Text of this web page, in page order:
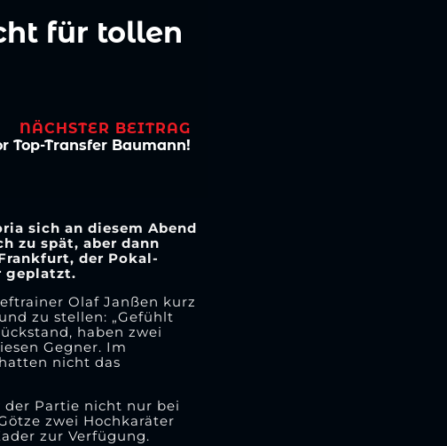
für tollen
NÄCHSTER BEITRAG
Top-Transfer Baumann!
sich an diesem Abend
zu spät, aber dann
der Pokal-
geplatzt.
Olaf Janßen kurz
zu stellen: „Gefühlt
haben zwei
Gegner. Im
nicht das
der Partie nicht nur bei
zwei Hochkaräter
zur Verfügung.